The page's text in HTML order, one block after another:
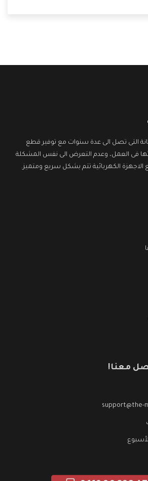
التى تصل الى عدة سنوات مع توفير قطع
فى العمل، وعدم التعرض الى نفس المشكلة
الاجهزة الكهربائية تتم بشكل سريع ومتميز.
معنا!
support@the-